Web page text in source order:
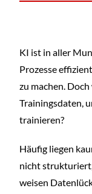
KI ist in aller
Prozesse
zu machen.
Trainingsdaten,
trainieren?
Häufig liegen
nicht
weisen